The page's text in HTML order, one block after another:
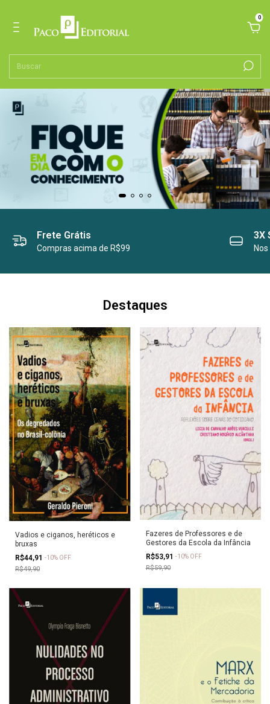
0
Frete Grátis
Compras acima de R$99
3X
Destaques
Vadios e ciganos, heréticos e
bruxas
R$44,91 -10% OFF
R$49,90
Fazeres de Professores e de
Gestores da Escola da Infância
R$53,91 -10% OFF
R$59,90